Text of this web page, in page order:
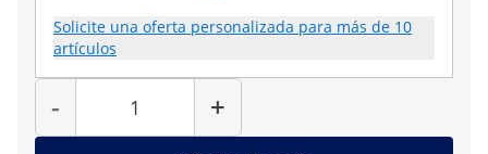
Solicite una oferta personalizada para más de 10
artículos
-
Cantidad
+